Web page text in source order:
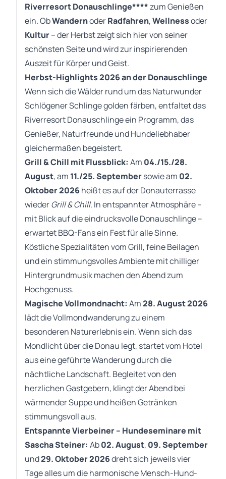
Riverresort Donauschlinge****zum Genießen
ein. ObWandernoderRadfahren,Wellnessoder
Kultur– der Herbst zeigt sich hier von seiner
schönsten Seite und wird zur inspirierenden
Auszeit für Körper und Geist.
Herbst-Highlights 2026 an der Donauschlinge
Wenn sich die Wälder rund um das Naturwunder
Schlögener Schlinge golden färben, entfaltet das
Riverresort Donauschlinge ein Programm, das
Genießer, Naturfreunde und Hundeliebhaber
gleichermaßen begeistert.
Grill & Chill mit Flussblick: Am 04./15./28.
August,am 11./25. Septembersowie am 02.
Oktober 2026heißt es auf der Donauterrasse
wiederGrill & Chill. In entspannter Atmosphäre –
mit Blick auf die eindrucksvolle Donauschlinge –
erwartet BBQ-Fans ein Fest für alle Sinne.
Köstliche Spezialitäten vom Grill, feine Beilagen
und ein stimmungsvolles Ambiente mit chilliger
Hintergrundmusik machen den Abend zum
Hochgenuss.
Magische Vollmondnacht: Am28. August 2026
lädt die Vollmondwanderung zu einem
besonderen Naturerlebnis ein. Wenn sich das
Mondlicht über die Donau legt, startet vom Hotel
aus eine geführte Wanderung durch die
nächtliche Landschaft. Begleitet von den
herzlichen Gastgebern, klingt der Abend bei
wärmender Suppe und heißen Getränken
stimmungsvoll aus.
Entspannte Vierbeiner – Hundeseminare mit
Sascha Steiner: Ab02. August, 09. September
und29. Oktober 2026dreht sich jeweils vier
Tage alles um die harmonische Mensch-Hund-